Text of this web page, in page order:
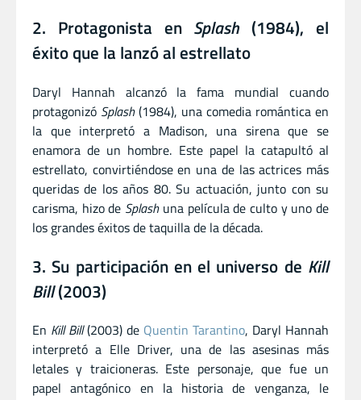
2. Protagonista en Splash (1984), el
éxito que la lanzó al estrellato
Daryl Hannah alcanzó la fama mundial cuando
protagonizó Splash(1984), una comedia romántica en
la que interpretó a Madison, una sirena que se
enamora de un hombre. Este papel la catapultó al
estrellato, convirtiéndose en una de las actrices más
queridas de los años 80. Su actuación, junto con su
carisma, hizo de Splashuna película de culto y uno de
los grandes éxitos de taquilla de la década.
3. Su participación en el universo de Kill
Bill(2003)
En Kill Bill(2003) de Quentin Tarantino, Daryl Hannah
interpretó a Elle Driver, una de las asesinas más
letales y traicioneras. Este personaje, que fue un
papel antagónico en la historia de venganza, le